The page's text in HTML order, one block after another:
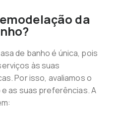
da
de banho é única, pois
às suas
Por isso, avaliamos o
as suas preferências. A